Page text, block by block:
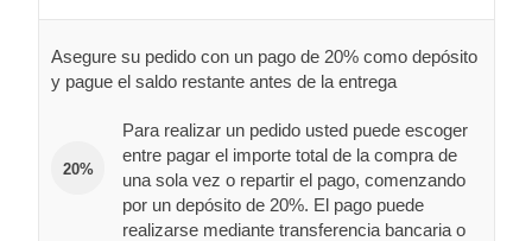
Asegure su pedido con un pago de 20% como depósito
y pague el saldo restante antes de la entrega
20%
Para realizar un pedido usted puede escoger
entre pagar el importe total de la compra de
una sola vez o repartir el pago, comenzando
por un depósito de 20%. El pago puede
realizarse mediante transferencia bancaria o